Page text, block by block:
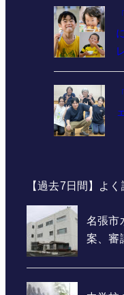
【過去7日間】よ